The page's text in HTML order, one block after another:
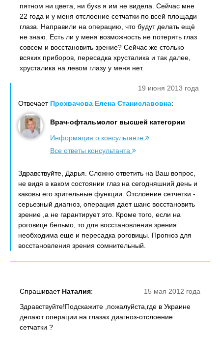
пятном ни цвета, ни букв я им не видела. Сейчас мне
22 года и у меня отслоение сетчатки по всей площади
глаза. Направили на операцию, что будут делать ещё
не знаю. Есть ли у меня возможность не потерять глаз
совсем и восстановить зрение? Сейчас же столько
всяких приборов, пересадка хрусталика и так далее,
хрусталика на левом глазу у меня нет.
19 июня 2013 года
Отвечает Прохвачова Елена Станиславовна:
Врач-офтальмолог высшей категории
Информация о консультанте
Все ответы консультанта
Здравствуйте, Дарья. Сложно ответить на Ваш вопрос,
не видя в каком состоянии глаз на сегодняшний день и
каковы его зрительные функции. Отслоение сетчетки -
серьезный диагноз, операция дает шанс восстановить
зрение ,а не гарантирует это. Кроме того, если на
роговице бельмо, то для восстановления зрения
необходима еще и пересадка роговицы. Прогноз для
восстановления зрения сомнительный.
15 мая 2012 года
Спрашивает Наталия:
Здравствуйте!Подскажите ,пожалуйста,где в Украине
делают операции на глазах диагноз-отслоение
сетчатки ?